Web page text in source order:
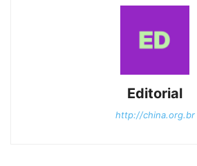
Editorial
http://china.org.br